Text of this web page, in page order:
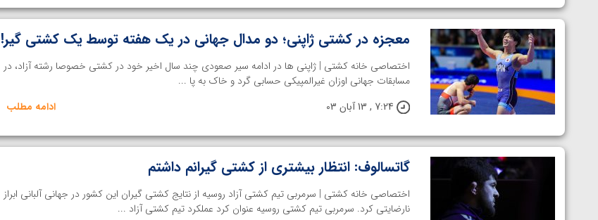
معجزه در کشتی ژاپنی؛ دو مدال جهانی در یک هفته توسط یک کشتی گیر!
اختصاصی خانه کشتی | ژاپنی ها در ادامه سیر صعودی چند سال اخیر خود در کشتی خصوصا رشته آزاد، در
مسابقات جهانی اوزان غیرالمپیکی حسابی گرد و خاک به پا ...
7:24 , 13 آبان 03
ادامه مطلب
گاتسالوف: انتظار بیشتری از کشتی ‌گیرانم داشتم
اختصاصی خانه کشتی | سرمربی تیم کشتی آزاد روسیه از نتایج کشتی گیران این کشور در جهانی آلبانی ابراز
نارضایتی کرد. سرمربی تیم کشتی روسیه عنوان کرد عملکرد تیم کشتی آزاد ...